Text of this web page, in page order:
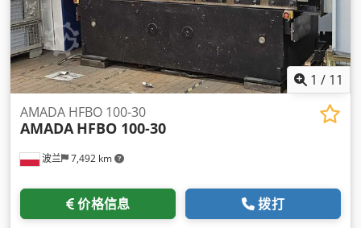
1 / 11
波兰 7,492 km
AMADA HFBO 100-30
AMADA HFBO 100-30
价格信息 拨打